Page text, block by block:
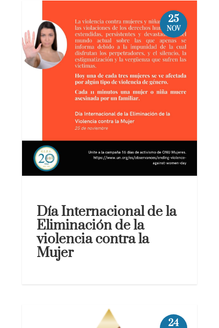
Día Internacional de la
Eliminación de la
violencia contra la
Mujer
25
NOV
24